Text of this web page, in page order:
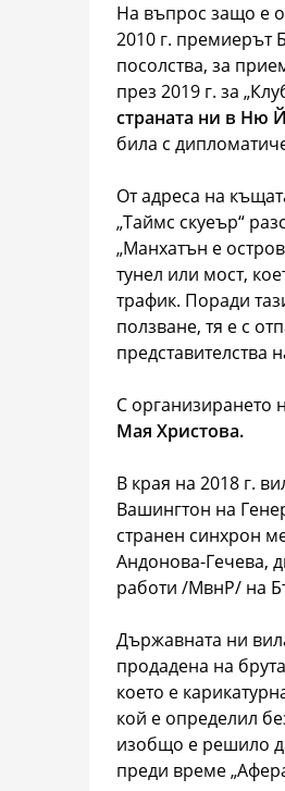
На въпрос защо е
2010 г. премиерът
посолства, за
през 2019 г. за
страната ни в Ню
била с
От адреса на
„Таймс скуеър“
„Манхатън е
тунел или мост,
трафик. Поради
ползване, тя е с
представителства
С организирането
Мая Христова.
В края на 2018 г.
Вашингтон на
странен синхрон
Андонова-Гечева,
работи /МвнР/ на
Държавната ни
продадена на
което е
кой е определил
изобщо е решило
преди време